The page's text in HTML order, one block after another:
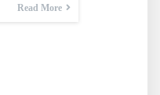
Read More